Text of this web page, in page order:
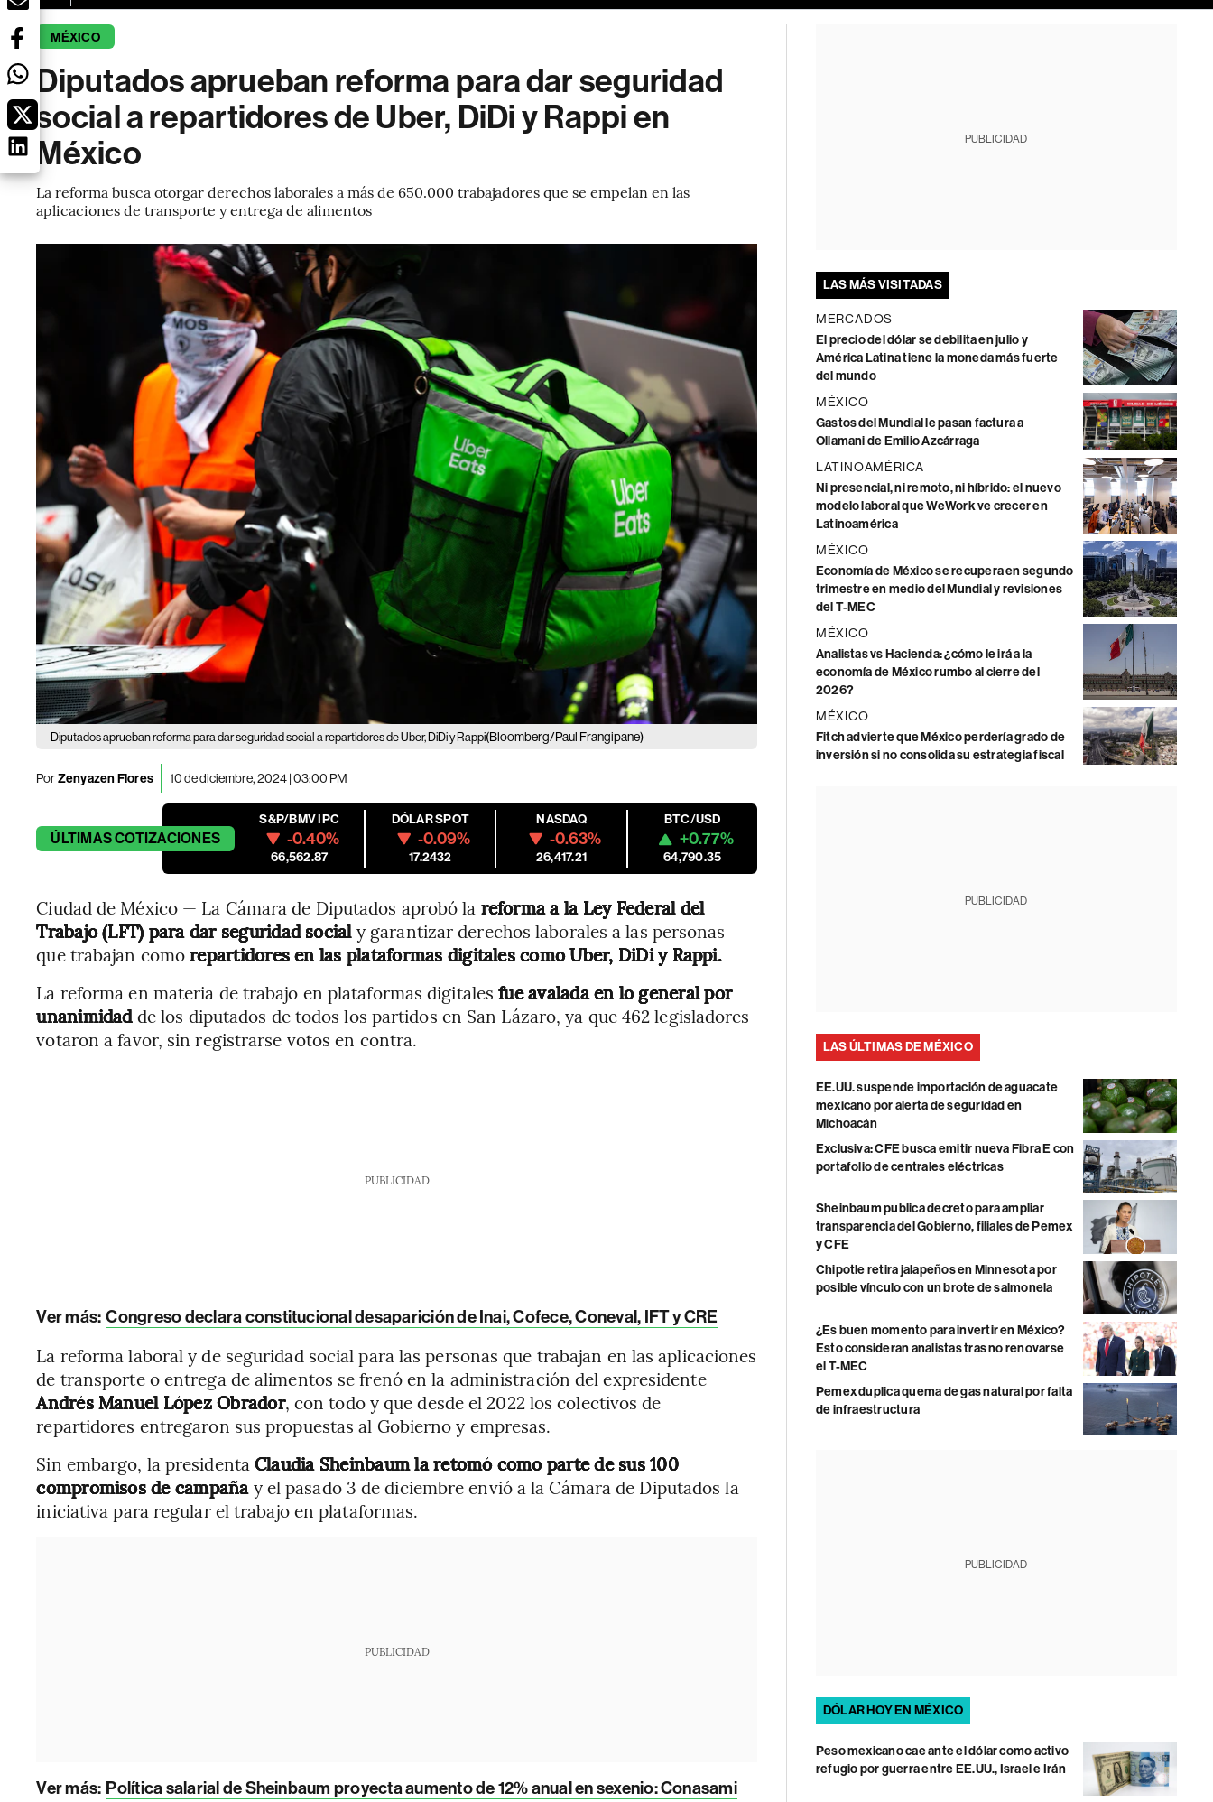
MÉXICO
Diputados aprueban reforma para dar seguridad
social a repartidores de Uber, DiDi y Rappi en
México
La reforma busca otorgar derechos laborales a más de 650.000 trabajadores que se empelan en las
aplicaciones de transporte y entrega de alimentos
Diputados aprueban reforma para dar seguridad social a repartidores de Uber, DiDi y Rappi(Bloomberg/Paul Frangipane)
PorZenyazen Flores 10 de diciembre, 2024 | 03:00 PM
ÚLTIMASCOTIZACIONES
S&P/BMV IPC
-0.40%
66,562.87
DÓLAR SPOT
-0.09%
17.2432
NASDAQ
-0.63%
26,417.21
BTC/USD
+0.77%
64,790.35
Ciudad de México — La Cámara de Diputados aprobó la reforma a la Ley Federal del
Trabajo (LFT) para dar seguridad socialy garantizar derechos laborales a las personas
que trabajan comorepartidores en las plataformas digitales como Uber, DiDi y Rappi.
La reforma en materia de trabajo en plataformas digitalesfue avalada en lo general por
unanimidadde los diputados de todos los partidos en San Lázaro, ya que 462 legisladores
votaron a favor, sin registrarse votos en contra.
PUBLICIDAD
Ver más: Congreso declara constitucional desaparición de Inai, Cofece, Coneval, IFT y CRE
La reforma laboral y de seguridad social para las personas que trabajan en las aplicaciones
de transporte o entrega de alimentos se frenó en la administración del expresidente
Andrés Manuel López Obrador, con todo y que desde el 2022 los colectivos de
repartidores entregaron sus propuestas al Gobierno y empresas.
Sin embargo, la presidentaClaudia Sheinbaum la retomó como parte de sus 100
compromisos de campañay el pasado 3 de diciembre envió a la Cámara de Diputados la
iniciativa para regular el trabajo en plataformas.
PUBLICIDAD
Ver más: Política salarial de Sheinbaum proyecta aumento de 12% anual en sexenio: Conasami
PUBLICIDAD
LAS MÁS VISITADAS
MERCADOS
El precio del dólar se debilita en julio y
América Latina tiene la moneda más fuerte
del mundo
MÉXICO
Gastos del Mundial le pasan factura a
Ollamani de Emilio Azcárraga
LATINOAMÉRICA
Ni presencial, ni remoto, ni híbrido: el nuevo
modelo laboral que WeWork ve crecer en
Latinoamérica
MÉXICO
Economía de México se recupera en segundo
trimestre en medio del Mundial y revisiones
del T-MEC
MÉXICO
Analistas vs Hacienda: ¿cómo le irá a la
economía de México rumbo al cierre del
2026?
MÉXICO
Fitch advierte que México perdería grado de
inversión si no consolida su estrategia fiscal
PUBLICIDAD
LAS ÚLTIMAS DE MÉXICO
EE.UU. suspende importación de aguacate
mexicano por alerta de seguridad en
Michoacán
Exclusiva: CFE busca emitir nueva Fibra E con
portafolio de centrales eléctricas
Sheinbaum publica decreto para ampliar
transparencia del Gobierno, filiales de Pemex
y CFE
Chipotle retira jalapeños en Minnesota por
posible vínculo con un brote de salmonela
¿Es buen momento para invertir en México?
Esto consideran analistas tras no renovarse
el T-MEC
Pemex duplica quema de gas natural por falta
de infraestructura
PUBLICIDAD
DÓLAR HOY EN MÉXICO
Peso mexicano cae ante el dólar como activo
refugio por guerra entre EE.UU., Israel e Irán